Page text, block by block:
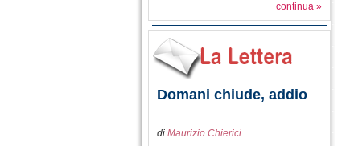
continua »
Domani chiude, addio
di Maurizio Chierici